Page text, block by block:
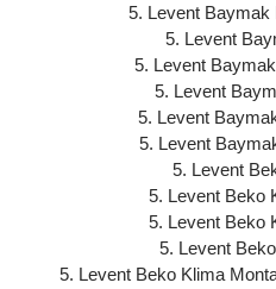
5. Levent
5. Levent
5. Levent
5. Levent
5. Levent
5. Levent
5. Levent
5. Levent Beko
5. Levent Beko
5. Levent
5. Levent Beko Klima